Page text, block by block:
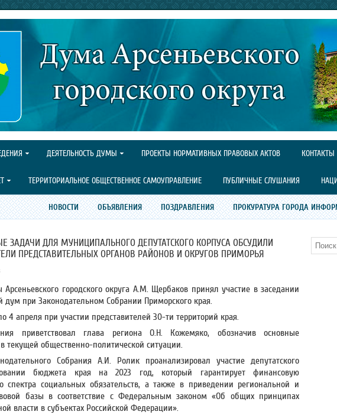
ДЕЯТЕЛЬНОСТЬ ДУМЫ ПРОЕКТЫ НОРМАТИВНЫХ ПРАВОВЫХ АКТОВ КОНТАКТЫ
ТЕРРИТОРИАЛЬНОЕ ОБЩЕСТВЕННОЕ САМОУПРАВЛЕНИЕ ПУБЛИЧНЫЕ СЛУШАНИЯ
НОВОСТИ ОБЪЯВЛЕНИЯ ПОЗДРАВЛЕНИЯ ПРОКУРАТУРА ГОРОДА
ЗАДАЧИ ДЛЯ МУНИЦИПАЛЬНОГО ДЕПУТАТСКОГО КОРПУСА ОБСУДИЛИ
ПРЕДСТАВИТЕЛЬНЫХ ОРГАНОВ РАЙОНОВ И ОКРУГОВ ПРИМОРЬЯ
городского округа А.М. Щербаков принял участие в заседании
дум при Законодательном Собрании Приморского края.
4 апреля при участии представителей 30-ти территорий края.
приветствовал глава региона О.Н. Кожемяко, обозначив основные
текущей общественно-политической ситуации.
Собрания А.И. Ролик проанализировал участие депутатского
бюджета края на 2023 год, который гарантирует финансовую
спектра социальных обязательств, а также в приведении региональной и
базы в соответствие с Федеральным законом «Об общих принципах
власти в субъектах Российской Федерации».
Поиск